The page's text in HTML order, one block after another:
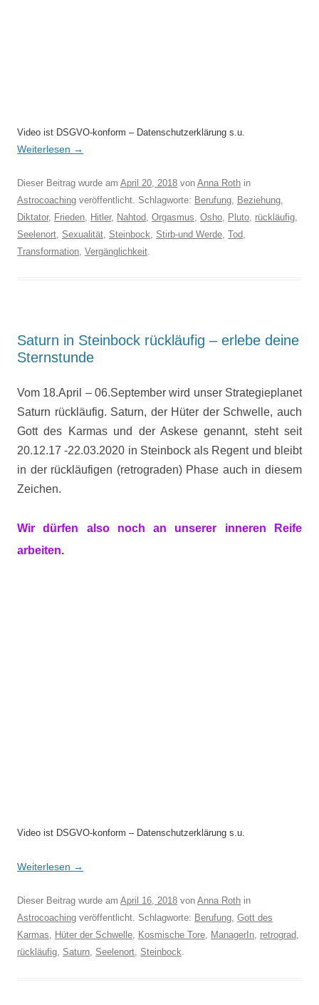
Video ist DSGVO-konform – Datenschutzerklärung s.u.
Weiterlesen →
Dieser Beitrag wurde am April 20, 2018 von Anna Roth in
Astrocoaching veröffentlicht. Schlagworte: Berufung, Beziehung,
Diktator, Frieden, Hitler, Nahtod, Orgasmus, Osho, Pluto, rückläufig,
Seelenort, Sexualität, Steinbock, Stirb-und Werde, Tod,
Transformation, Vergänglichkeit.
Saturn in Steinbock rückläufig – erlebe deine
Sternstunde
Vom 18.April – 06.September wird unser Strategieplanet
Saturn rückläufig. Saturn, der Hüter der Schwelle, auch
Gott des Karmas und der Askese genannt, steht seit
20.12.17 -22.03.2020 in Steinbock als Regent und bleibt
in der rückläufigen (retrograden) Phase auch in diesem
Zeichen.
Wir dürfen also noch an unserer inneren Reife
arbeiten.
Video ist DSGVO-konform – Datenschutzerklärung s.u.
Weiterlesen →
Dieser Beitrag wurde am April 16, 2018 von Anna Roth in
Astrocoaching veröffentlicht. Schlagworte: Berufung, Gott des
Karmas, Hüter der Schwelle, Kosmische Tore, ManagerIn, retrograd,
rückläufig, Saturn, Seelenort, Steinbock.